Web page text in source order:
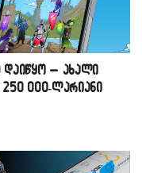
დაიწყო – ახალი
250 000-ლარიანი